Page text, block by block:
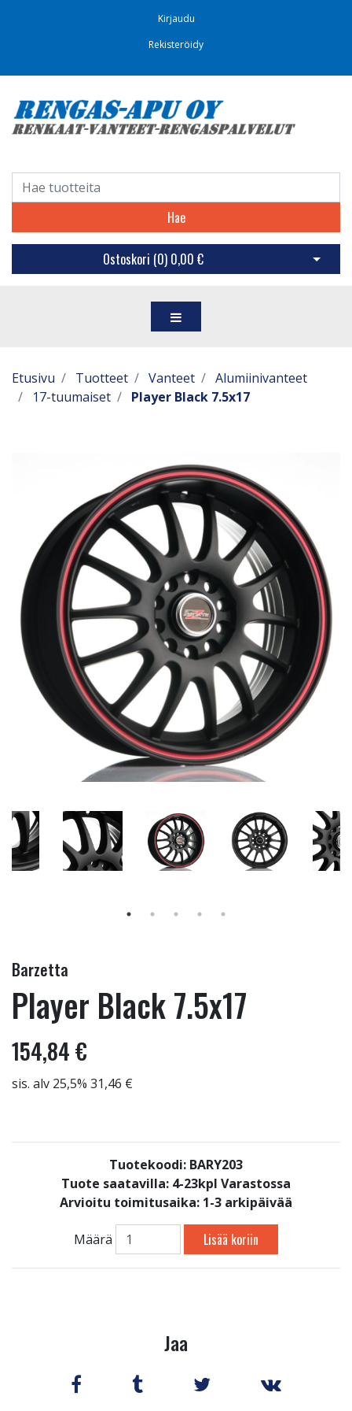
Kirjaudu
Rekisteröidy
Hae
Ostoskori (0) 0,00 € Avaa
Etusivu Tuotteet Vanteet
Alumiinivanteet
17-tuumaiset
Player Black 7.5x17
Barzetta
Player Black 7.5x17
154,84 €
sis. alv 25,5% 31,46 €
Tuotekoodi: BARY203
Tuote saatavilla: 4-23kpl Varastossa
Arvioitu toimitusaika: 1-3 arkipäivää
Määrä Lisää koriin
Jaa